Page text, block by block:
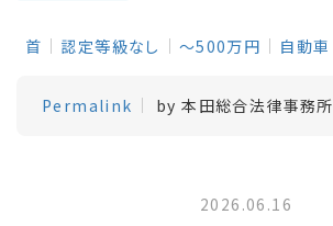
首 認定等級なし ～500万円 自動車
Permalink by 本田総合法律事務所
2026.06.16